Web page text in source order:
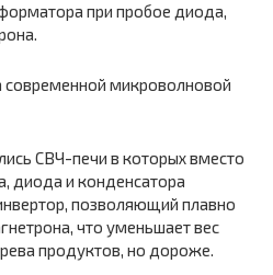
при пробое диода,
СВЧ-печи в которых вместо
диода и конденсатора
позволяющий плавно
что уменьшает вес
продуктов, но дороже.